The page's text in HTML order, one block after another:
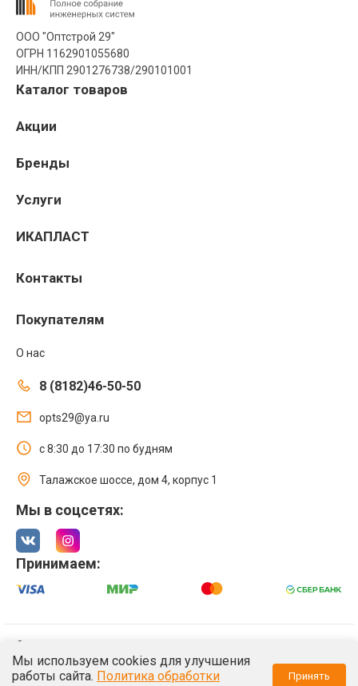
ООО "Оптстрой 29"
ОГРН 1162901055680
ИНН/КПП 2901276738/290101001
Каталог товаров
Акции
Бренды
Услуги
ИКАПЛАСТ
Контакты
Покупателям
О нас
8 (8182)46-50-50
opts29@ya.ru
с 8:30 до 17:30 по будням
Талажское шоссе, дом 4, корпус 1
Мы в соцсетях:
Принимаем:
Политика обработки персональных данных
Мы используем cookies для улучшения
работы сайта. Политика обработки
Принять